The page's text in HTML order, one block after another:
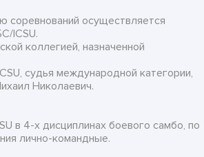
соревнований осуществляется
ICSU.
коллегией, назначенной
судья международной категории,
Николаевич.
в 4-х дисциплинах боевого самбо, по
лично-командные.